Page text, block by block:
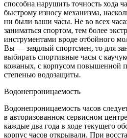
способна нарушить точность хода
быстрому износу механизма,
ни были ваши часы. Не во всех
заниматься спортом, тем более
инструментами вроде отбойного
Вы — заядлый спортсмен, то для
выбирать спортивные часы с
кожаных, с корпусом повышенной
степенью водозащиты.
Водонепроницаемость
Водонепроницаемость часов
в авторизованном сервисном
каждые два года в ходе текущего
корпус часов открывали. При